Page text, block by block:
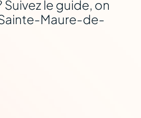
le guide, on
Maure-de-